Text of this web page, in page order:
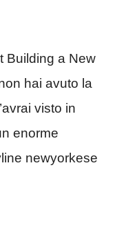
Building a New
hai avuto la
visto in
enorme
newyorkese